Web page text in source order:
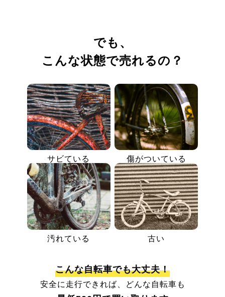
でも、
こんな状態で売れるの？
サビている 傷がついている
汚れている 古い
こんな自転車でも大丈夫！
安全に走行できれば、どんな自転車も